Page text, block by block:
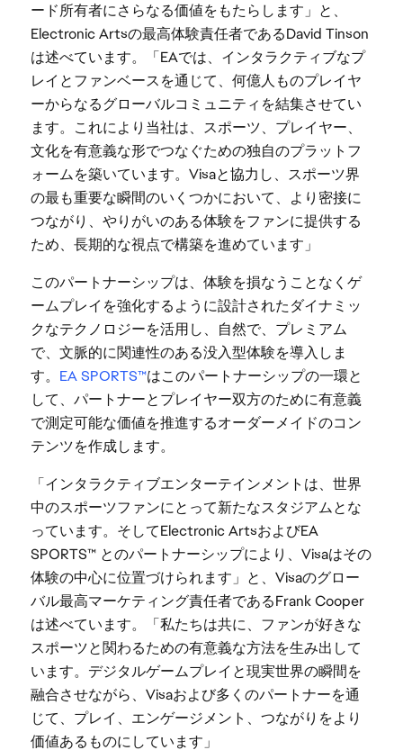
ード所有者にさらなる価値をもたらします」と、
Electronic Artsの最高体験責任者であるDavid Tinson
は述べています。「EAでは、インタラクティブなプ
レイとファンベースを通じて、何億人ものプレイヤ
ーからなるグローバルコミュニティを結集させてい
ます。これにより当社は、スポーツ、プレイヤー、
文化を有意義な形でつなぐための独自のプラットフ
ォームを築いています。Visaと協力し、スポーツ界
の最も重要な瞬間のいくつかにおいて、より密接に
つながり、やりがいのある体験をファンに提供する
ため、長期的な視点で構築を進めています」
このパートナーシップは、体験を損なうことなくゲ
ームプレイを強化するように設計されたダイナミッ
クなテクノロジーを活用し、自然で、プレミアム
で、文脈的に関連性のある没入型体験を導入しま
す。 EA SPORTS™はこのパートナーシップの一環と
して、パートナーとプレイヤー双方のために有意義
で測定可能な価値を推進するオーダーメイドのコン
テンツを作成します。
「インタラクティブエンターテインメントは、世界
中のスポーツファンにとって新たなスタジアムとな
っています。そしてElectronic ArtsおよびEA
SPORTS™ とのパートナーシップにより、Visaはその
体験の中心に位置づけられます」と、Visaのグロー
バル最高マーケティング責任者であるFrank Cooper
は述べています。「私たちは共に、ファンが好きな
スポーツと関わるための有意義な方法を生み出して
います。デジタルゲームプレイと現実世界の瞬間を
融合させながら、Visaおよび多くのパートナーを通
じて、プレイ、エンゲージメント、つながりをより
価値あるものにしています」